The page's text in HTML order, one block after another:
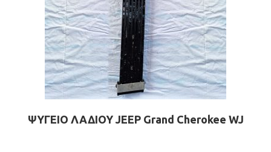
ΨΥΓΕΙΟ ΛΑΔΙΟΥ JEEP Grand Cherokee WJ